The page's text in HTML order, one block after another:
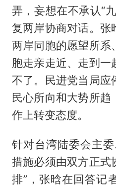
弄，妄想在不承认“
复两岸协商对话。张
两岸同胞的愿望所系
胞走亲走近、走到一
不了。民进党当局应
民心所向和大势所趋
作上转变态度。
针对台湾陆委会主
措施必须由双方正式
排”，张晗在回答记